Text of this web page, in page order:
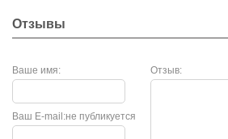
Отзывы
Ваше имя: Отзыв:
не публикуется
Ваш E-mail: